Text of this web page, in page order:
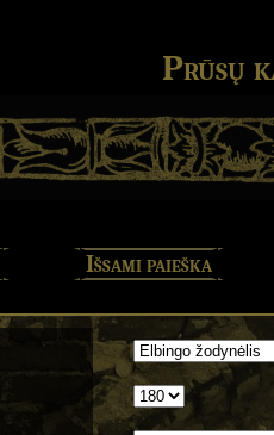
Prūsų
Išsami paieška